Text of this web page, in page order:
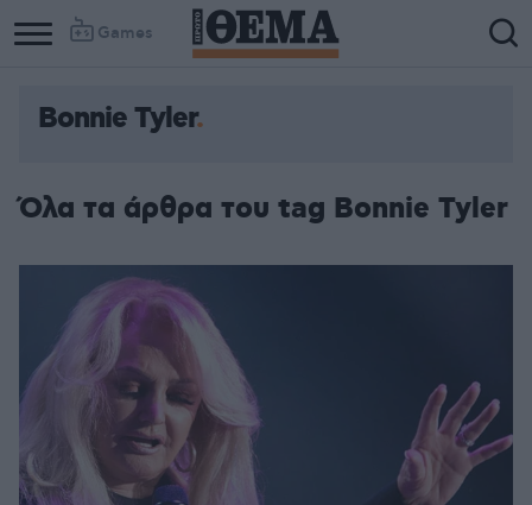
Games
Column
Column
Bonnie Tyler
Όλα τα άρθρα του tag Bonnie Tyler